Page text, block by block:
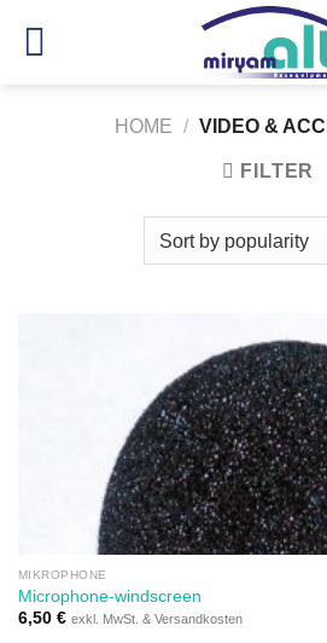
HOME / VIDEO &
FILTER
MIKROPHONE
Microphone-windscreen
6,50 € exkl. MwSt. & Versandkosten